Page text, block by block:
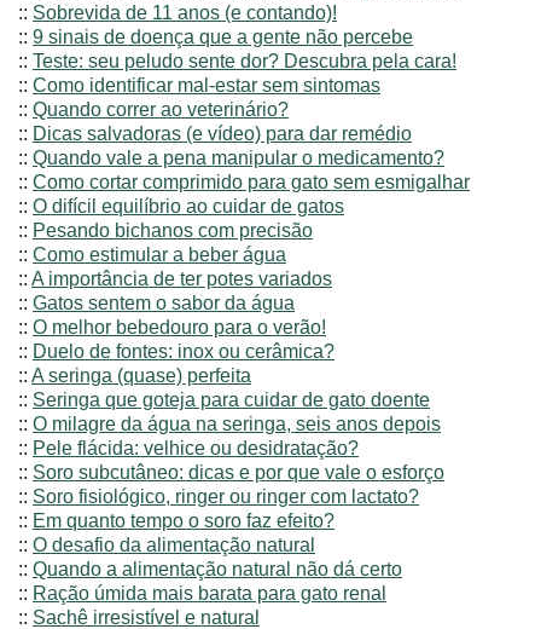
:: Sobrevida de 11 anos (e contando)!
:: 9 sinais de doença que a gente não percebe
:: Teste: seu peludo sente dor? Descubra pela cara!
:: Como identificar mal-estar sem sintomas
:: Quando correr ao veterinário?
:: Dicas salvadoras (e vídeo) para dar remédio
:: Quando vale a pena manipular o medicamento?
:: Como cortar comprimido para gato sem esmigalhar
:: O difícil equilíbrio ao cuidar de gatos
:: Pesando bichanos com precisão
:: Como estimular a beber água
:: A importância de ter potes variados
:: Gatos sentem o sabor da água
:: O melhor bebedouro para o verão!
:: Duelo de fontes: inox ou cerâmica?
:: A seringa (quase) perfeita
:: Seringa que goteja para cuidar de gato doente
:: O milagre da água na seringa, seis anos depois
:: Pele flácida: velhice ou desidratação?
:: Soro subcutâneo: dicas e por que vale o esforço
:: Soro fisiológico, ringer ou ringer com lactato?
:: Em quanto tempo o soro faz efeito?
:: O desafio da alimentação natural
:: Quando a alimentação natural não dá certo
:: Ração úmida mais barata para gato renal
:: Sachê irresistível e natural